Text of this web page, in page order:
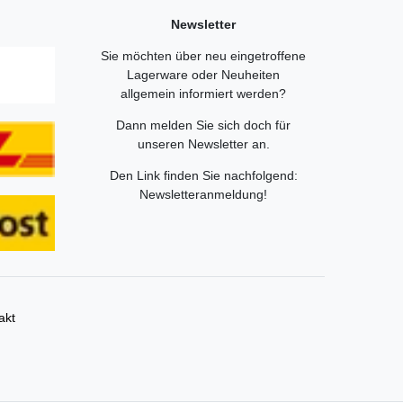
Newsletter
Sie möchten über neu eingetroffene
Lagerware oder Neuheiten
allgemein informiert werden?
Dann melden Sie sich doch für
unseren Newsletter an.
Den Link finden Sie nachfolgend:
Newsletteranmeldung!